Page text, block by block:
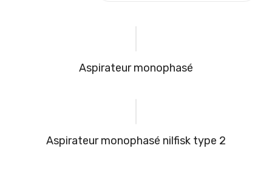
aspirateur monophasé
aspirateur monophasé nilfisk type 2